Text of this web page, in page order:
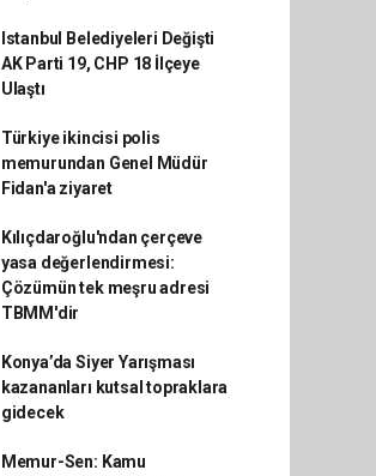
Istanbul Belediyeleri Değişti
AK Parti 19, CHP 18 İlçeye
Ulaştı
Türkiye ikincisi polis
memurundan Genel Müdür
Fidan'a ziyaret
Kılıçdaroğlu'ndan çerçeve
yasa değerlendirmesi:
Çözümün tek meşru adresi
TBMM'dir
Konya’da Siyer Yarışması
kazananları kutsal topraklara
gidecek
Memur-Sen: Kamu